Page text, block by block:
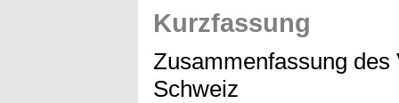
Kurzfassung
Zusammenfassung
Schweiz